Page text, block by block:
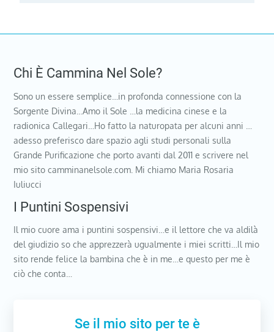
Chi È Cammina Nel Sole?
Sono un essere semplice…in profonda connessione con la
Sorgente Divina…Amo il Sole …la medicina cinese e la
radionica Callegari…Ho fatto la naturopata per alcuni anni …
adesso preferisco dare spazio agli studi personali sulla
Grande Purificazione che porto avanti dal 2011 e scrivere nel
mio sito camminanelsole.com. Mi chiamo Maria Rosaria
Iuliucci
I Puntini Sospensivi
Il mio cuore ama i puntini sospensivi…e il lettore che va aldilà
del giudizio so che apprezzerà ugualmente i miei scritti…Il mio
sito rende felice la bambina che è in me…e questo per me è
ciò che conta…
Se il mio sito per te è